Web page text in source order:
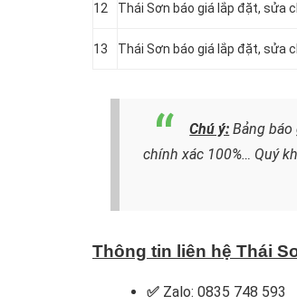
12 Thái Sơn báo giá lắp đặt, sửa
13 Thái Sơn báo giá lắp đặt, sửa
Chú ý: Bảng
chính xác 100%… Quý
Thông tin liên hệ Thái
✅ Zalo: 0835 748 593